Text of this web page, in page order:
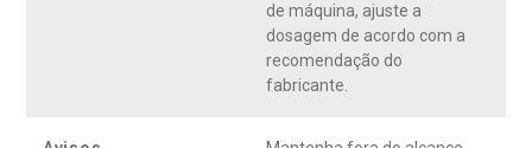
de máquina, ajuste a
dosagem de acordo com a
recomendação do
fabricante.